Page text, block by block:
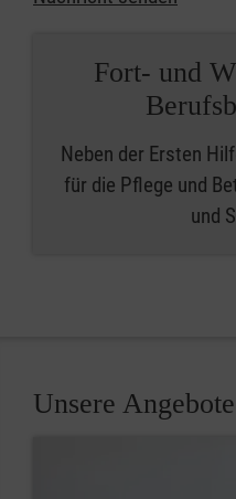
Fort- und
Neben der Ersten
für die Pflege und
und
Unsere Angebote